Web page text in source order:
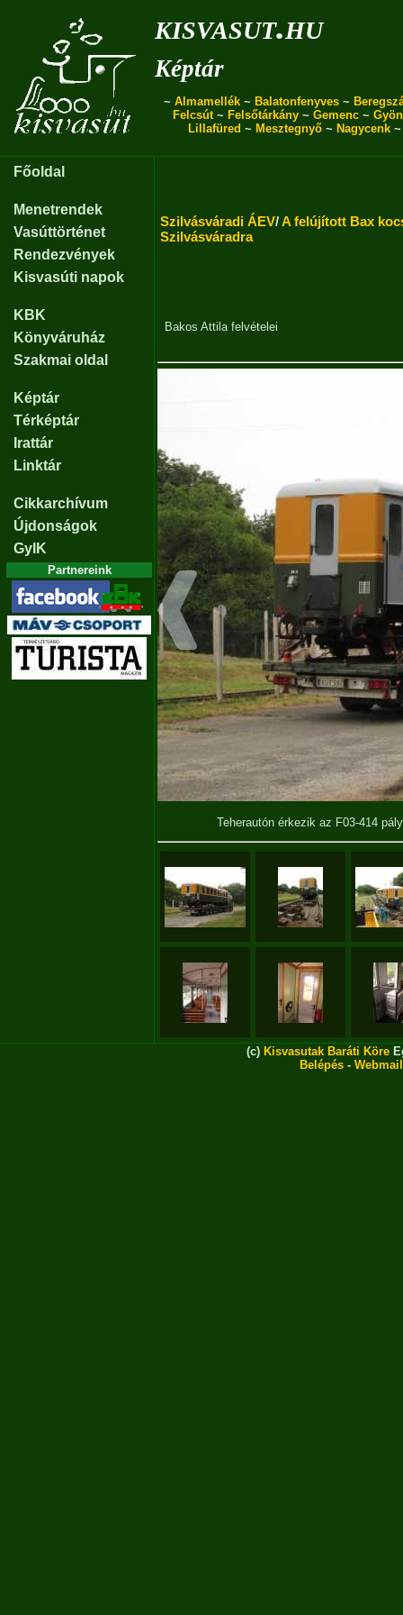
kisvasut.hu
Képtár
~ Almamellék ~ Balatonfenyves ~
Felcsút~ Felsőtárkány ~ Gemenc ~
Lillafüred ~ Mesztegnyő~ Nagycenk
Főoldal
Menetrendek
Vasúttörténet
Rendezvények
Kisvasúti napok
KBK
Könyváruház
Szakmai oldal
Képtár
Térképtár
Irattár
Linktár
Cikkarchívum
Újdonságok
GyIK
Partnereink
Szilvásváradi ÁEV/A felújított Bax
Szilvásváradra
Bakos Attilafelvételei
Teherautón érkezik az F03-414
(c) Kisvasutak Baráti Köre
Belépés - Webmail